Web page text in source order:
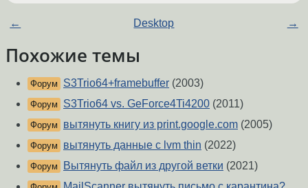
← Desktop →
Похожие темы
Форум S3Trio64+framebuffer (2003)
Форум S3Trio64 vs. GeForce4Ti4200 (2011)
Форум вытянуть книгу из print.google.com (2005)
Форум вытянуть данные с lvm thin (2022)
Форум Вытянуть файл из другой ветки (2021)